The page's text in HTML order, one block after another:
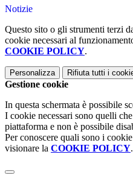
Notizie
Questo sito o gli strumenti terzi
cookie necessari al
COOKIE POLICY.
Personalizza Rifiuta tutti i
Gestione cookie
In questa schermata è possibile
I cookie necessari sono quelli
piattaforma e non è possibile
Per conoscere quali sono i
visionare la COOKIE POLICY.